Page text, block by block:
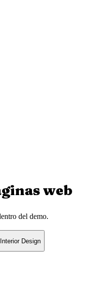
web
del demo.
Design